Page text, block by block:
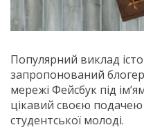
Популярний виклад
запропонований
мережі Фейсбук під
цікавий своєю
студентської молоді.